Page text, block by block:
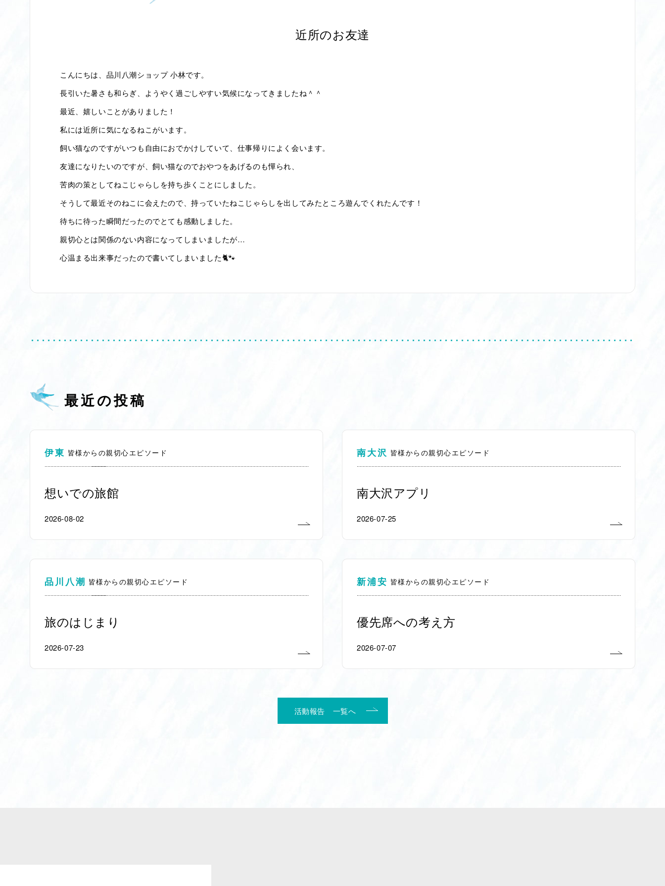
近所のお友達
こんにちは、品川八潮ショップ 小林です。
長引いた暑さも和らぎ、ようやく過ごしやすい気候になってきましたね＾＾
最近、嬉しいことがありました！
私には近所に気になるねこがいます。
飼い猫なのですがいつも自由におでかけしていて、仕事帰りによく会います。
友達になりたいのですが、飼い猫なのでおやつをあげるのも憚られ、
苦肉の策としてねこじゃらしを持ち歩くことにしました。
そうして最近そのねこに会えたので、持っていたねこじゃらしを出してみたところ遊んでくれたんです！
待ちに待った瞬間だったのでとても感動しました。
親切心とは関係のない内容になってしまいましたが…
心温まる出来事だったので書いてしまいました🐈🐾
最近の投稿
伊東 皆様からの親切心エピソード
想いでの旅館
2026-08-02
南大沢 皆様からの親切心エピソード
南大沢アプリ
2026-07-25
品川八潮 皆様からの親切心エピソード
旅のはじまり
2026-07-23
新浦安 皆様からの親切心エピソード
優先席への考え方
2026-07-07
活動報告 一覧へ